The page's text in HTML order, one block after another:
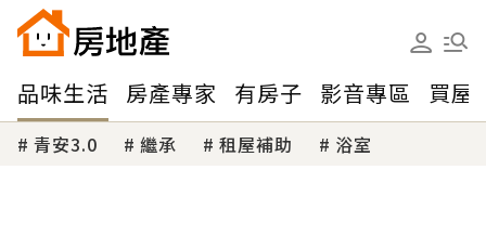
品味生活 房產專家 有房子 影音專區 買屋
青安3.0 繼承 租屋補助 浴室